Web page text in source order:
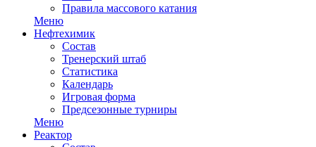
Правила массового катания
Меню
Нефтехимик
Состав
Тренерский штаб
Статистика
Календарь
Игровая форма
Предсезонные турниры
Меню
Реактор